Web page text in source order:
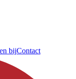
bijContact